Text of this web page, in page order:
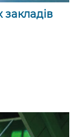
закладів